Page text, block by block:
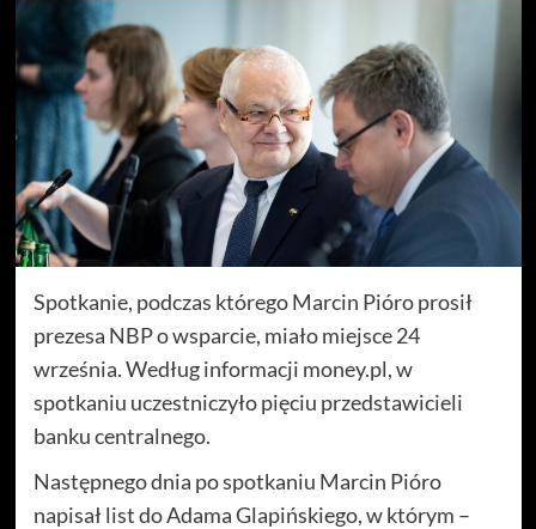
Spotkanie, podczas którego Marcin Pióro prosił
prezesa NBP o wsparcie, miało miejsce 24
września. Według informacji money.pl, w
spotkaniu uczestniczyło pięciu przedstawicieli
banku centralnego.
Następnego dnia po spotkaniu Marcin Pióro
napisał list do Adama Glapińskiego, w którym –